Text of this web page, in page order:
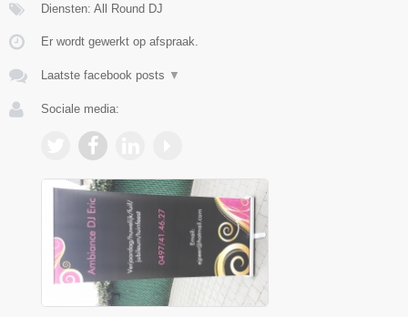
Diensten: All Round DJ
Er wordt gewerkt op afspraak.
Laatste facebook posts ▼
Sociale media: